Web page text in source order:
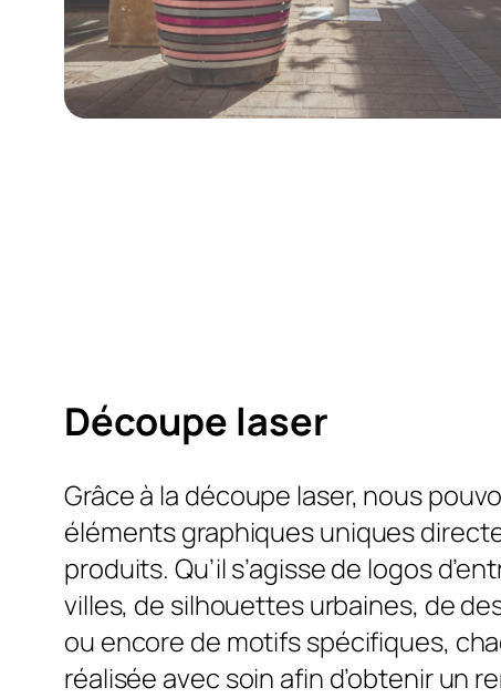
Découpe laser
Grâce à la découpe laser, nous
éléments graphiques uniques
produits. Qu’il s’agisse de logos
villes, de silhouettes urbaines, de
ou encore de motifs spécifiques,
réalisée avec soin afin d’obtenir un